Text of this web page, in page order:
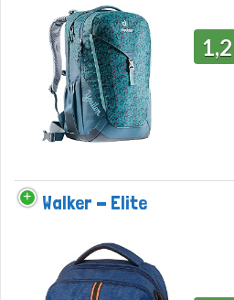
1,2
Walker - Elite